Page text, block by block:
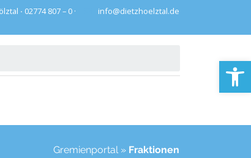
· 02774 807 – 0 · info@dietzhoelztal.de
Gremienportal» Fraktionen